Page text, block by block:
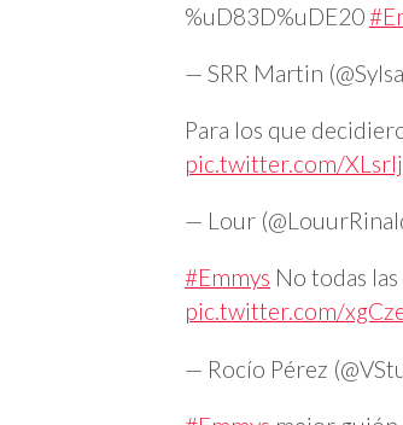
%uD83D%uDE20
— SRR Martin
Para los que
pic.twitter.com/
— Lour
#Emmys No todas
pic.twitter.com/
— Rocío Pérez